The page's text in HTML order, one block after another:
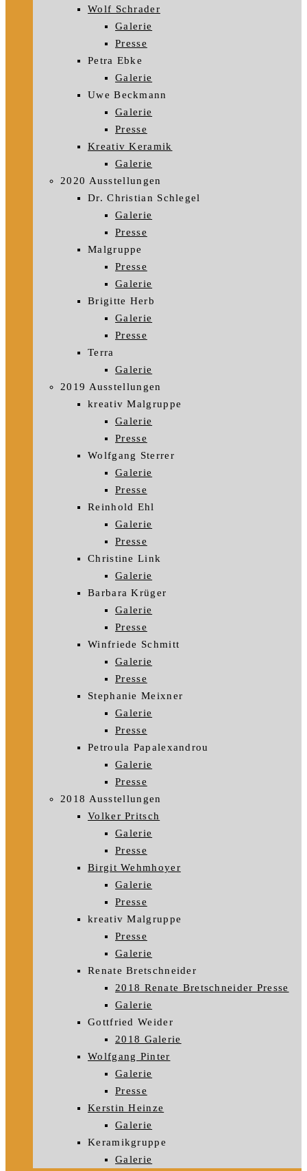
Wolf Schrader
Galerie
Presse
Petra Ebke
Galerie
Uwe Beckmann
Galerie
Presse
Kreativ Keramik
Galerie
2020 Ausstellungen
Dr. Christian Schlegel
Galerie
Presse
Malgruppe
Presse
Galerie
Brigitte Herb
Galerie
Presse
Terra
Galerie
2019 Ausstellungen
kreativ Malgruppe
Galerie
Presse
Wolfgang Sterrer
Galerie
Presse
Reinhold Ehl
Galerie
Presse
Christine Link
Galerie
Barbara Krüger
Galerie
Presse
Winfriede Schmitt
Galerie
Presse
Stephanie Meixner
Galerie
Presse
Petroula Papalexandrou
Galerie
Presse
2018 Ausstellungen
Volker Pritsch
Galerie
Presse
Birgit Wehmhoyer
Galerie
Presse
kreativ Malgruppe
Presse
Galerie
Renate Bretschneider
2018 Renate Bretschneider Presse
Galerie
Gottfried Weider
2018 Galerie
Wolfgang Pinter
Galerie
Presse
Kerstin Heinze
Galerie
Keramikgruppe
Galerie